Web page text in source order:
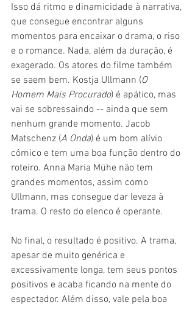
Isso dá ritmo e dinamicidade à narrativa,
que consegue encontrar alguns
momentos para encaixar o drama, o riso
e o romance. Nada, além da duração, é
exagerado. Os atores do filme também
se saem bem. Kostja Ullmann (O
Homem Mais Procurado) é apático, mas
vai se sobressaindo -- ainda que sem
nenhum grande momento. Jacob
Matschenz (A Onda) é um bom alívio
cômico e tem uma boa função dentro do
roteiro. Anna Maria Mühe não tem
grandes momentos, assim como
Ullmann, mas consegue dar leveza à
trama. O resto do elenco é operante.
No final, o resultado é positivo. A trama,
apesar de muito genérica e
excessivamente longa, tem seus pontos
positivos e acaba ficando na mente do
espectador. Além disso, vale pela boa